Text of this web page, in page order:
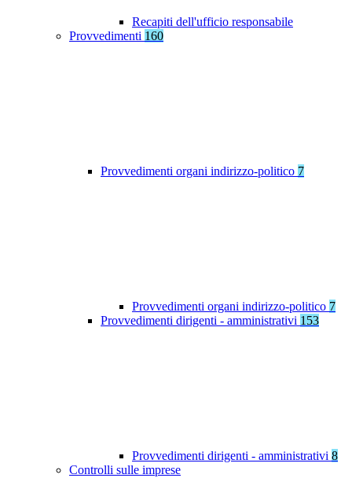
Recapiti dell'ufficio responsabile
Provvedimenti 160
Provvedimenti organi indirizzo-politico 7
Provvedimenti organi indirizzo-politico 7
Provvedimenti dirigenti - amministrativi 153
Provvedimenti dirigenti - amministrativi 8
Controlli sulle imprese